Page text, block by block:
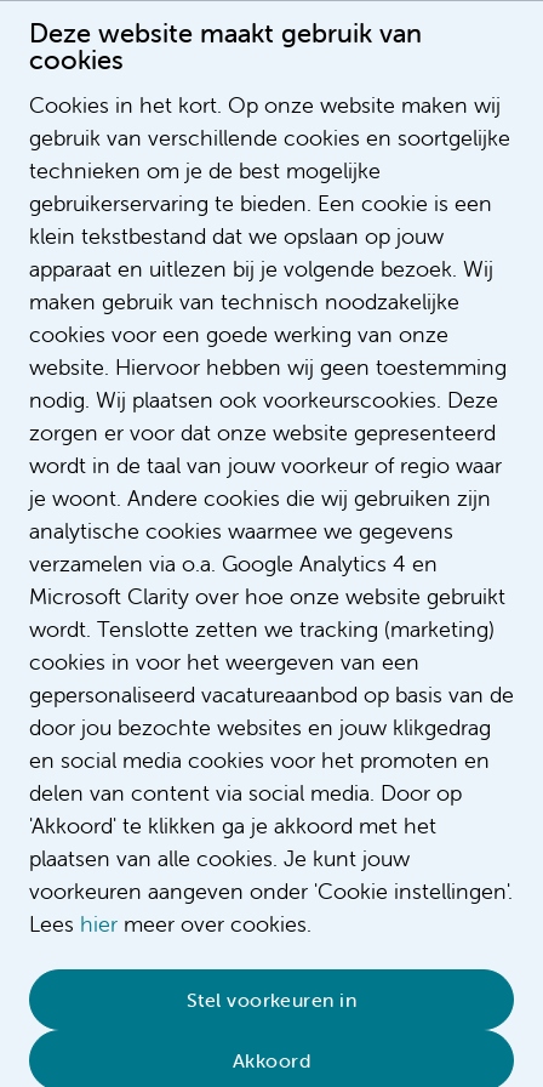
Deze website maakt gebruik van
cookies
Cookies in het kort. Op onze website maken wij
gebruik van verschillende cookies en soortgelijke
technieken om je de best mogelijke
gebruikerservaring te bieden. Een cookie is een
klein tekstbestand dat we opslaan op jouw
apparaat en uitlezen bij je volgende bezoek. Wij
maken gebruik van technisch noodzakelijke
cookies voor een goede werking van onze
website. Hiervoor hebben wij geen toestemming
nodig. Wij plaatsen ook voorkeurscookies. Deze
zorgen er voor dat onze website gepresenteerd
wordt in de taal van jouw voorkeur of regio waar
je woont. Andere cookies die wij gebruiken zijn
analytische cookies waarmee we gegevens
verzamelen via o.a. Google Analytics 4 en
Microsoft Clarity over hoe onze website gebruikt
wordt. Tenslotte zetten we tracking (marketing)
cookies in voor het weergeven van een
gepersonaliseerd vacatureaanbod op basis van de
door jou bezochte websites en jouw klikgedrag
en social media cookies voor het promoten en
delen van content via social media. Door op
'Akkoord' te klikken ga je akkoord met het
plaatsen van alle cookies. Je kunt jouw
voorkeuren aangeven onder 'Cookie instellingen'.
Lees hier meer over cookies.
Stel voorkeuren in
Akkoord
Gezichten van het Emma – Benjaja
Publication date: 30-10-2025 00:00:00
LegendSorting
ListOrderValue
LegendNotification
LegendContent
SubTitle
ImageUrl
https://i.ytimg.com/vi/03U-
VdNVV0g/hqdefault.jpg
https://youtu.be/03U-VdNVV0g?
si=FhD9pryAx5Cq0UQg
AspectRatio
200_113
LinkTitle
LinkUrl
LinkTarget
Intro
Benjaja is verpleegkundig specialist in
het Emma Kinderziekenhuis.
Cookieverklaring • Sitemap